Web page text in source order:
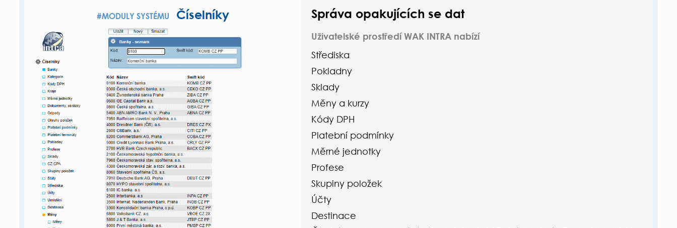
#MODULY SYSTÉMU Číselníky Správa opakujících se dat
Uživatelské prostředí WAK INTRA nabízí
Střediska
Pokladny
Sklady
Měny a kurzy
Kódy DPH
Platební podmínky
Měrné jednotky
Profese
Skupiny položek
Účty
Destinace